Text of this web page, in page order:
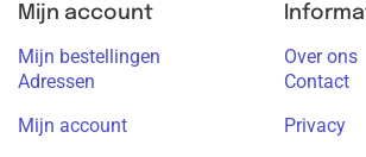
Mijn account
Mijn bestellingen
Adressen
Mijn account
Over ons
Contact
Privacy